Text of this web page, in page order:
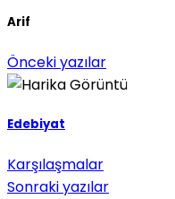
Arif
Önceki yazılar
Edebiyat
Karşılaşmalar
Sonraki yazılar